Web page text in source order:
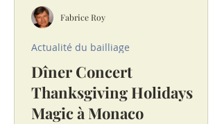
Dîner Concert
Thanksgiving Holidays
Magic à Monaco
Actualité du bailliage
Fabrice Roy